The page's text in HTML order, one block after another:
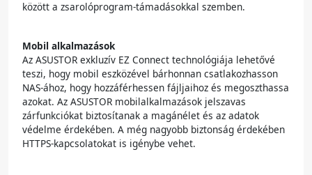
között a zsarolóprogram-támadásokkal szemben.
Mobil alkalmazások
Az ASUSTOR exkluzív EZ Connect technológiája lehetővé
teszi, hogy mobil eszközével bárhonnan csatlakozhasson
NAS-ához, hogy hozzáférhessen fájljaihoz és megoszthassa
azokat. Az ASUSTOR mobilalkalmazások jelszavas
zárfunkciókat biztosítanak a magánélet és az adatok
védelme érdekében. A még nagyobb biztonság érdekében
HTTPS-kapcsolatokat is igénybe vehet.